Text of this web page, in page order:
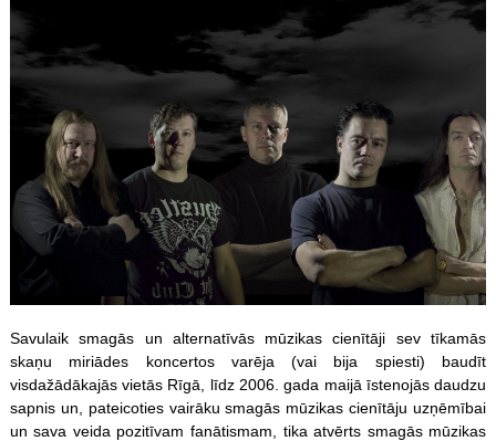
Savulaik smagās un alternatīvās mūzikas cienītāji sev tīkamās
skaņu miriādes koncertos varēja (vai bija spiesti) baudīt
visdažādākajās vietās Rīgā, līdz 2006. gada maijā īstenojās daudzu
sapnis un, pateicoties vairāku smagās mūzikas cienītāju uzņēmībai
un sava veida pozitīvam fanātismam, tika atvērts smagās mūzikas